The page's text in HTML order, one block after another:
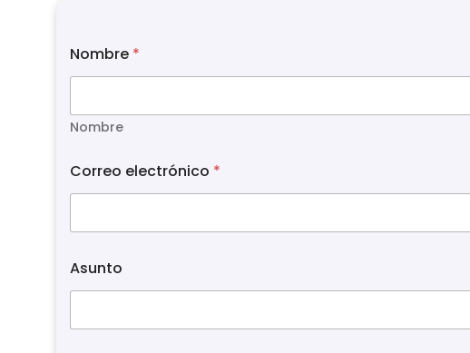
Nombre *
Nombre
e
l
f
n
o
*
u
Correo electrónico *
Asunto